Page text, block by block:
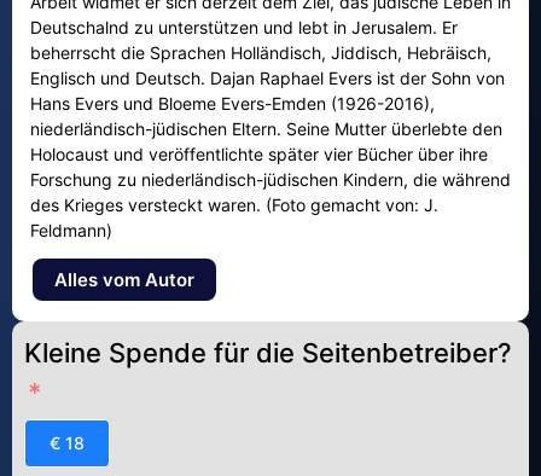
Deutschalnd zu unterstützen und lebt in Jerusalem. Er
beherrscht die Sprachen Holländisch, Jiddisch, Hebräisch,
Englisch und Deutsch. Dajan Raphael Evers ist der Sohn von
Hans Evers und Bloeme Evers-Emden (1926-2016),
niederländisch-jüdischen Eltern. Seine Mutter überlebte den
Holocaust und veröffentlichte später vier Bücher über ihre
Forschung zu niederländisch-jüdischen Kindern, die während
des Krieges versteckt waren. (Foto gemacht von: J.
Feldmann)
Alles vom Autor
Kleine Spende für die Seitenbetreiber?
€ 18